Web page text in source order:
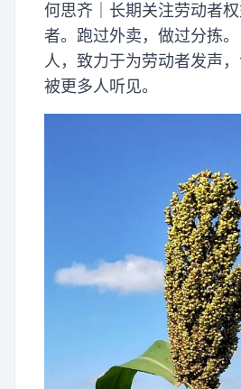
何思齐｜长期关注劳动者
者。跑过外卖，做过分拣
人，致力于为劳动者发声
被更多人听见。